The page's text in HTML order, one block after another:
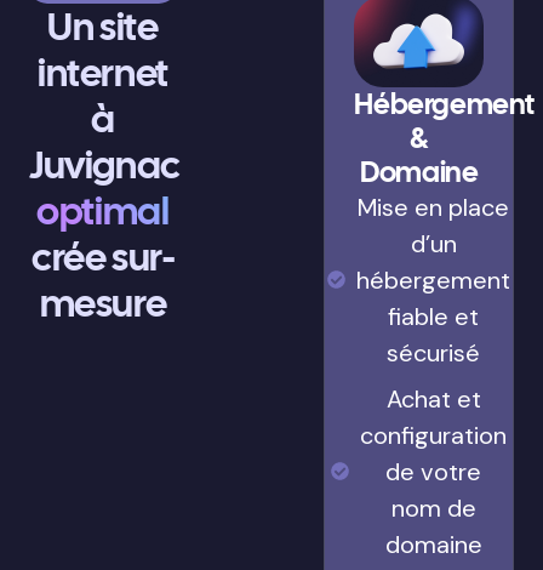
Un site
internet
à
Juvignac
optimal
crée sur-
mesure
Hébergement
&
Domaine
Mise en place
d’un
hébergement
fiable et
sécurisé
Achat et
configuration
de votre
nom de
domaine